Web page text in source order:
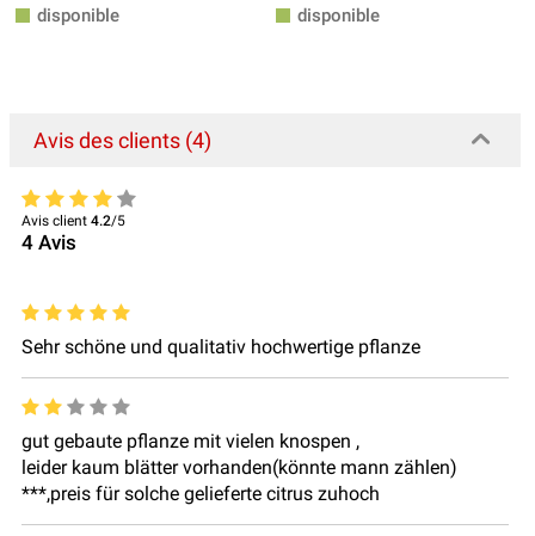
disponible
disponible
Avis des clients (4)
Avis client 4.2/5
4 Avis
Sehr schöne und qualitativ hochwertige pflanze
gut gebaute pflanze mit vielen knospen ,
leider kaum blätter vorhanden(könnte mann zählen)
***,preis für solche gelieferte citrus zuhoch